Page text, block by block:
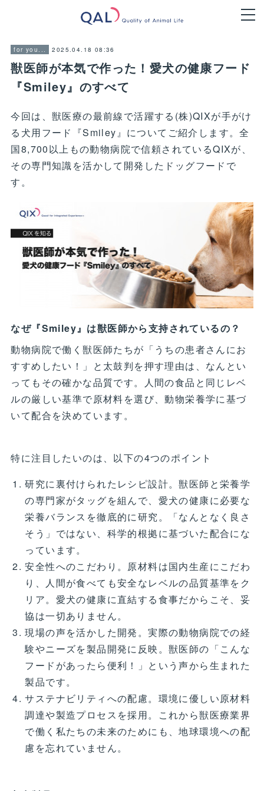
for you... 2025.04.18 08:36
獣医師が本気で作った！愛犬の健康フード
『Smiley』のすべて
今回は、獣医療の最前線で活躍する(株)QIXが手がけ
る犬用フード『Smiley』についてご紹介します。全
国8,700以上もの動物病院で信頼されているQIXが、
その専門知識を活かして開発したドッグフードで
す。
なぜ『Smiley』は獣医師から支持されているの？
動物病院で働く獣医師たちが「うちの患者さんにお
すすめしたい！」と太鼓判を押す理由は、なんとい
ってもその確かな品質です。人間の食品と同じレベ
ルの厳しい基準で原材料を選び、動物栄養学に基づ
いて配合を決めています。
特に注目したいのは、以下の4つのポイント
研究に裏付けられたレシピ設計。獣医師と栄養学
の専門家がタッグを組んで、愛犬の健康に必要な
栄養バランスを徹底的に研究。「なんとなく良さ
そう」ではない、科学的根拠に基づいた配合にな
っています。
安全性へのこだわり。原材料は国内生産にこだわ
り、人間が食べても安全なレベルの品質基準をク
リア。愛犬の健康に直結する食事だからこそ、妥
協は一切ありません。
現場の声を活かした開発。実際の動物病院での経
験やニーズを製品開発に反映。獣医師の「こんな
フードがあったら便利！」という声から生まれた
製品です。
サステナビリティへの配慮。環境に優しい原材料
調達や製造プロセスを採用。これから獣医療業界
で働く私たちの未来のためにも、地球環境への配
慮を忘れていません。